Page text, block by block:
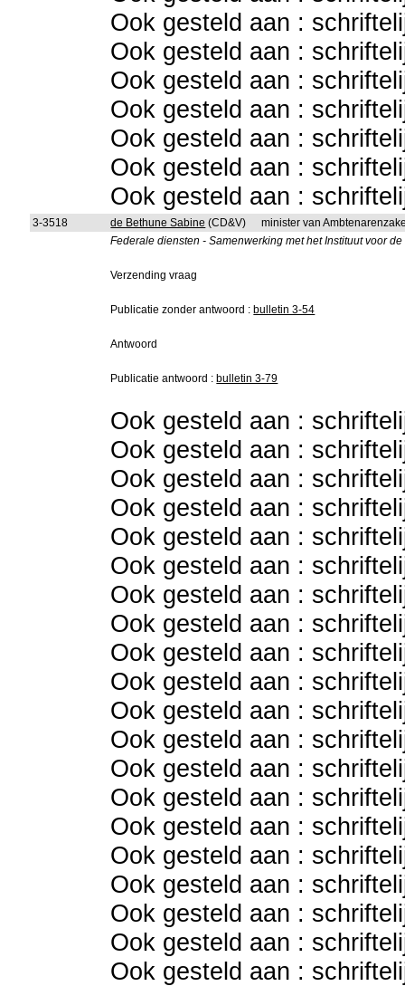
Ook gesteld aan :
Ook gesteld aan :
Ook gesteld aan :
Ook gesteld aan :
Ook gesteld aan :
Ook gesteld aan :
Ook gesteld aan :
3-3518 de Bethune Sabine (CD&V)
minister van
Federale diensten - Samenwerking met het Instituut voor
Verzending vraag
Publicatie zonder antwoord : bulletin 3-54
Antwoord
Publicatie antwoord : bulletin 3-79
Ook gesteld aan :
Ook gesteld aan :
Ook gesteld aan :
Ook gesteld aan :
Ook gesteld aan :
Ook gesteld aan :
Ook gesteld aan :
Ook gesteld aan :
Ook gesteld aan :
Ook gesteld aan :
Ook gesteld aan :
Ook gesteld aan :
Ook gesteld aan :
Ook gesteld aan :
Ook gesteld aan :
Ook gesteld aan :
Ook gesteld aan :
Ook gesteld aan :
Ook gesteld aan :
Ook gesteld aan :